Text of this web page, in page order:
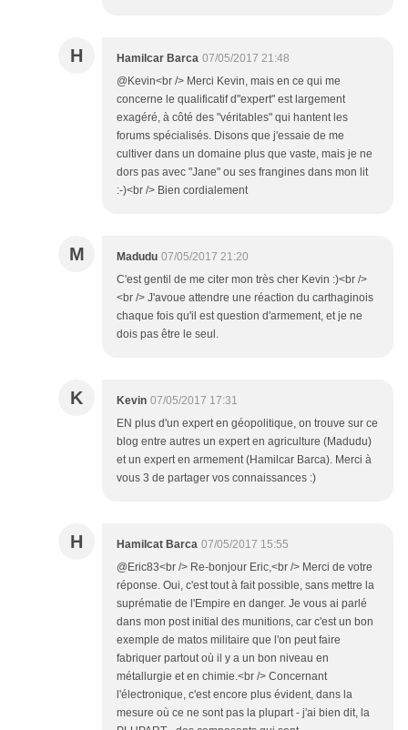
H Hamilcar Barca 07/05/2017 21:48
@Kevin<br /> Merci Kevin, mais en ce qui me
concerne le qualificatif d"expert" est largement
exagéré, à côté des "véritables" qui hantent les
forums spécialisés. Disons que j'essaie de me
cultiver dans un domaine plus que vaste, mais je ne
dors pas avec "Jane" ou ses frangines dans mon lit
:-)<br /> Bien cordialement
M Madudu 07/05/2017 21:20
C'est gentil de me citer mon très cher Kevin :)<br />
<br /> J'avoue attendre une réaction du carthaginois
chaque fois qu'il est question d'armement, et je ne
dois pas être le seul.
K Kevin 07/05/2017 17:31
EN plus d'un expert en géopolitique, on trouve sur ce
blog entre autres un expert en agriculture (Madudu)
et un expert en armement (Hamilcar Barca). Merci à
vous 3 de partager vos connaissances :)
H Hamilcat Barca 07/05/2017 15:55
@Eric83<br /> Re-bonjour Eric,<br /> Merci de votre
réponse. Oui, c'est tout à fait possible, sans mettre la
suprématie de l'Empire en danger. Je vous ai parlé
dans mon post initial des munitions, car c'est un bon
exemple de matos militaire que l'on peut faire
fabriquer partout où il y a un bon niveau en
métallurgie et en chimie.<br /> Concernant
l'électronique, c'est encore plus évident, dans la
mesure où ce ne sont pas la plupart - j'ai bien dit, la